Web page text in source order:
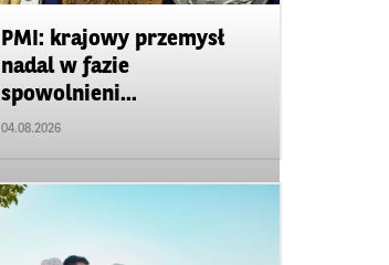
PMI: krajowy przemysł
nadal w fazie
spowolnieni...
04.08.2026